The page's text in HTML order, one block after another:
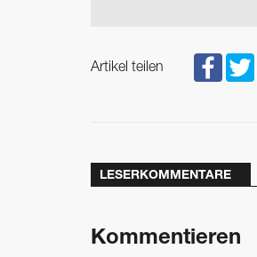
Artikel teilen
LESERKOMMENTARE
Kommentieren